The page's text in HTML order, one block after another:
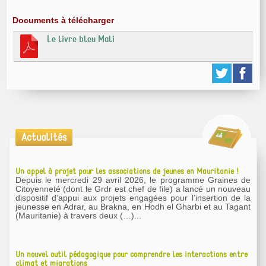
Documents à télécharger
Le livre bleu Mali
Actualités
Un appel à projet pour les associations de jeunes en Mauritanie !
Depuis le mercredi 29 avril 2026, le programme Graines de
Citoyenneté (dont le Grdr est chef de file) a lancé un nouveau
dispositif d’appui aux projets engagées pour l’insertion de la
jeunesse en Adrar, au Brakna, en Hodh el Gharbi et au Tagant
(Mauritanie) à travers deux (…)...
Un nouvel outil pédagogique pour comprendre les interactions entre
climat et migrations